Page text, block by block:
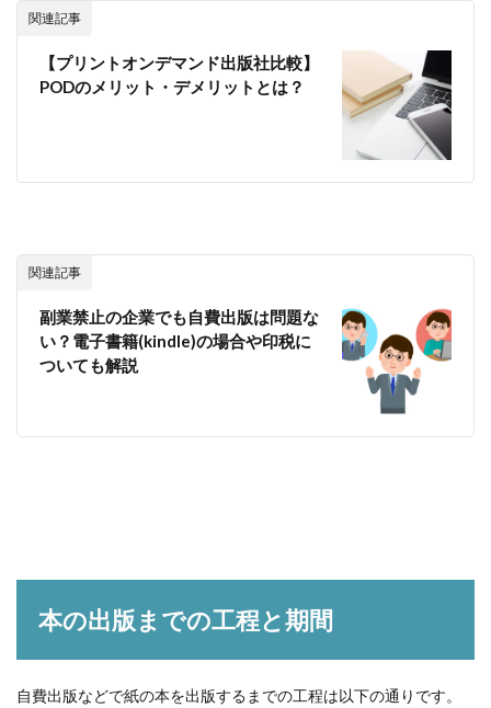
関連記事
【プリントオンデマンド出版社比較】
PODのメリット・デメリットとは？
関連記事
副業禁止の企業でも自費出版は問題な
い？電子書籍(kindle)の場合や印税に
ついても解説
本の出版までの工程と期間
自費出版などで紙の本を出版するまでの工程は以下の通りです。